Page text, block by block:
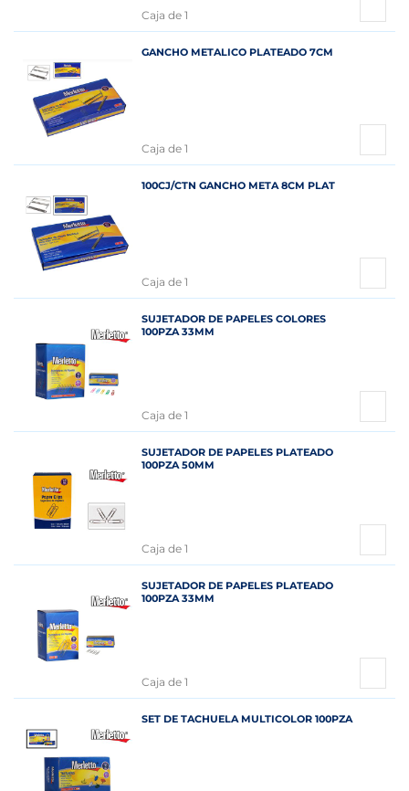
Caja de 1
GANCHO METALICO PLATEADO 7CM
Caja de 1
100CJ/CTN GANCHO META 8CM PLAT
Caja de 1
SUJETADOR DE PAPELES COLORES
100PZA 33MM
Caja de 1
SUJETADOR DE PAPELES PLATEADO
100PZA 50MM
Caja de 1
SUJETADOR DE PAPELES PLATEADO
100PZA 33MM
Caja de 1
SET DE TACHUELA MULTICOLOR 100PZA